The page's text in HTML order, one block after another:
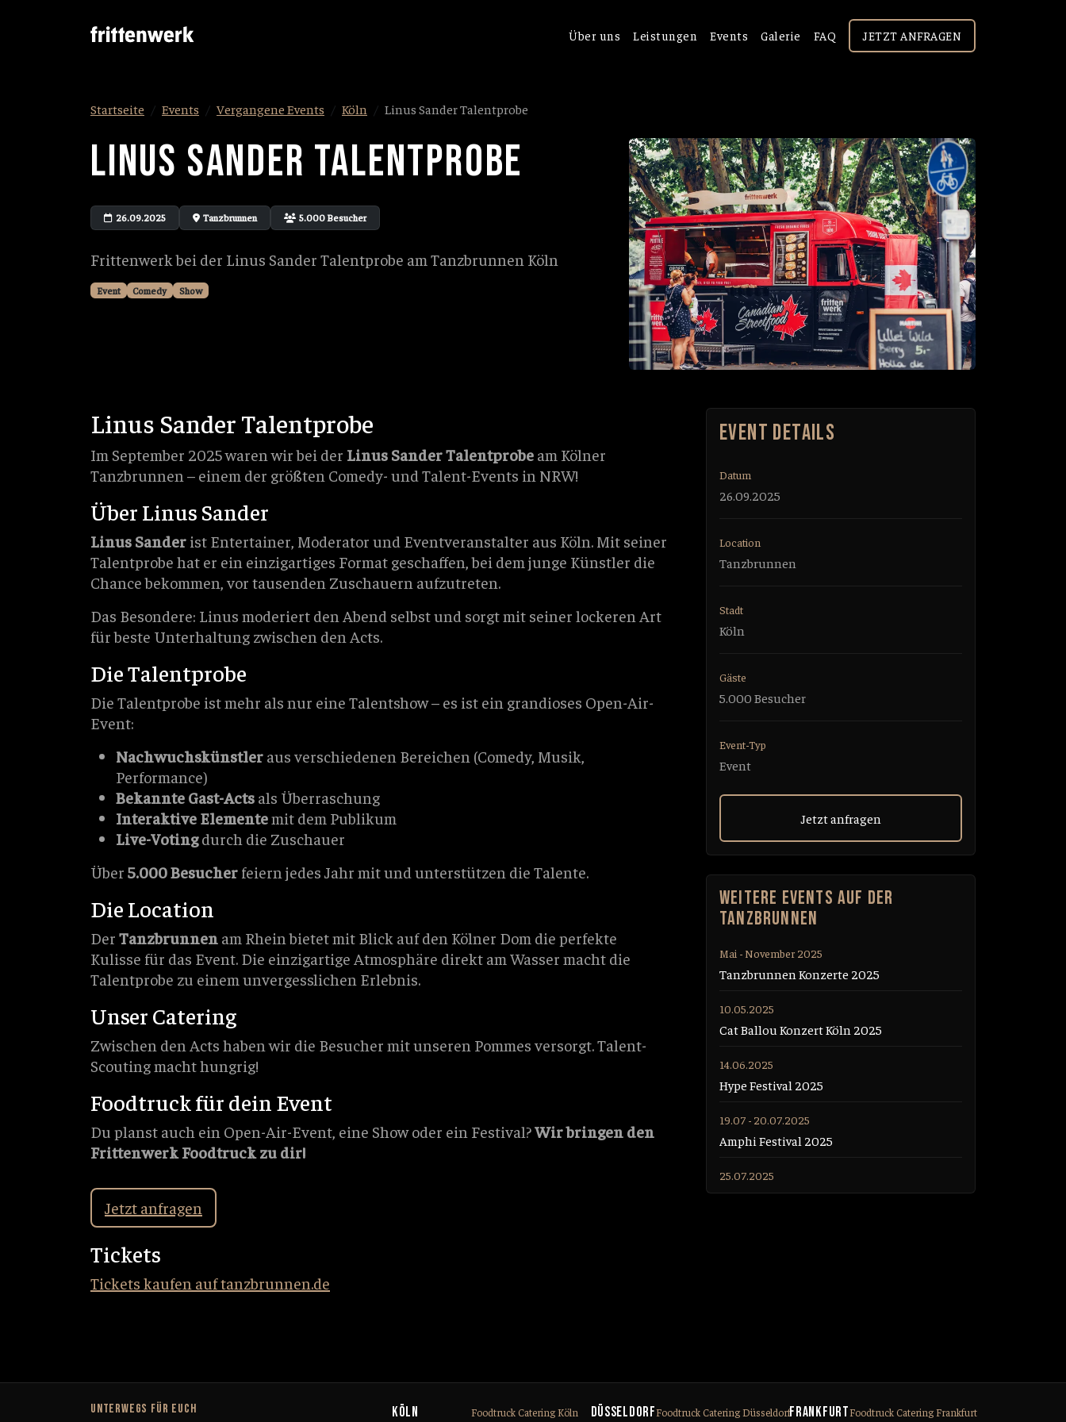
Über uns Leistungen Events Galerie FAQ JETZT ANFRAGEN
Startseite Events Vergangene Events Köln Linus Sander Talentprobe
LINUS SANDER TALENTPROBE
26.09.2025 Tanzbrunnen 5.000 Besucher
Frittenwerk bei der Linus Sander Talentprobe am Tanzbrunnen Köln
Event Comedy Show
Linus Sander Talentprobe
Im September 2025 waren wir bei der Linus Sander Talentprobe am Kölner
Tanzbrunnen – einem der größten Comedy- und Talent-Events in NRW!
Über Linus Sander
Linus Sander ist Entertainer, Moderator und Eventveranstalter aus Köln. Mit seiner
Talentprobe hat er ein einzigartiges Format geschaffen, bei dem junge Künstler die
Chance bekommen, vor tausenden Zuschauern aufzutreten.
Das Besondere: Linus moderiert den Abend selbst und sorgt mit seiner lockeren Art
für beste Unterhaltung zwischen den Acts.
Die Talentprobe
Die Talentprobe ist mehr als nur eine Talentshow – es ist ein grandioses Open-Air-
Event:
Nachwuchskünstler aus verschiedenen Bereichen (Comedy, Musik,
Performance)
Bekannte Gast-Acts als Überraschung
Interaktive Elementemit dem Publikum
Live-Votingdurch die Zuschauer
Über 5.000 Besucher feiern jedes Jahr mit und unterstützen die Talente.
Die Location
Der Tanzbrunnen am Rhein bietet mit Blick auf den Kölner Dom die perfekte
Kulisse für das Event. Die einzigartige Atmosphäre direkt am Wasser macht die
Talentprobe zu einem unvergesslichen Erlebnis.
Unser Catering
Zwischen den Acts haben wir die Besucher mit unseren Pommes versorgt. Talent-
Scouting macht hungrig!
Foodtruck für dein Event
Du planst auch ein Open-Air-Event, eine Show oder ein Festival?Wir bringen den
Frittenwerk Foodtruck zu dir!
Jetzt anfragen
Tickets
Tickets kaufen auf tanzbrunnen.de
EVENT DETAILS
Datum
26.09.2025
Location
Tanzbrunnen
Stadt
Köln
Gäste
5.000 Besucher
Event-Typ
Event
Jetzt anfragen
WEITERE EVENTS AUF DER
TANZBRUNNEN
Mai - November 2025
Tanzbrunnen Konzerte 2025
10.05.2025
Cat Ballou Konzert Köln 2025
14.06.2025
Hype Festival 2025
19.07 - 20.07.2025
Amphi Festival 2025
25.07.2025
Ski Aggu Konzert Köln 2025
UNTERWEGS FÜR EUCH Köln Foodtruck Catering Köln DüsseldorfFoodtruck Catering DüsseldorfFrankfurtFoodtruck Catering Frankfurt